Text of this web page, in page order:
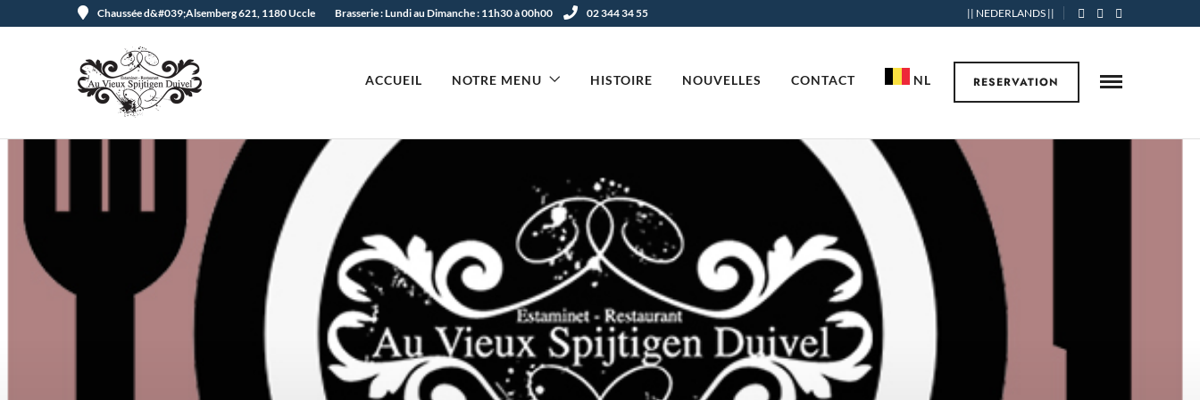
|| NEDERLANDS ||
Chaussée d&#039;Alsemberg 621, 1180 Uccle Brasserie : Lundi au Dimanche : 11h30 à 00h00 02 344 34 55
RESERVATION
ACCUEIL NOTRE MENU HISTOIRE NOUVELLES CONTACT NL